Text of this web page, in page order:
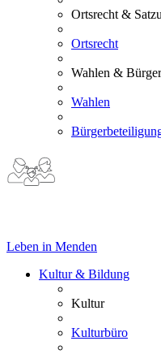
Ortsrecht &
Ortsrecht
Wahlen &
Wahlen
Leben in Menden
Kultur & Bildung
Kultur
Kulturbüro